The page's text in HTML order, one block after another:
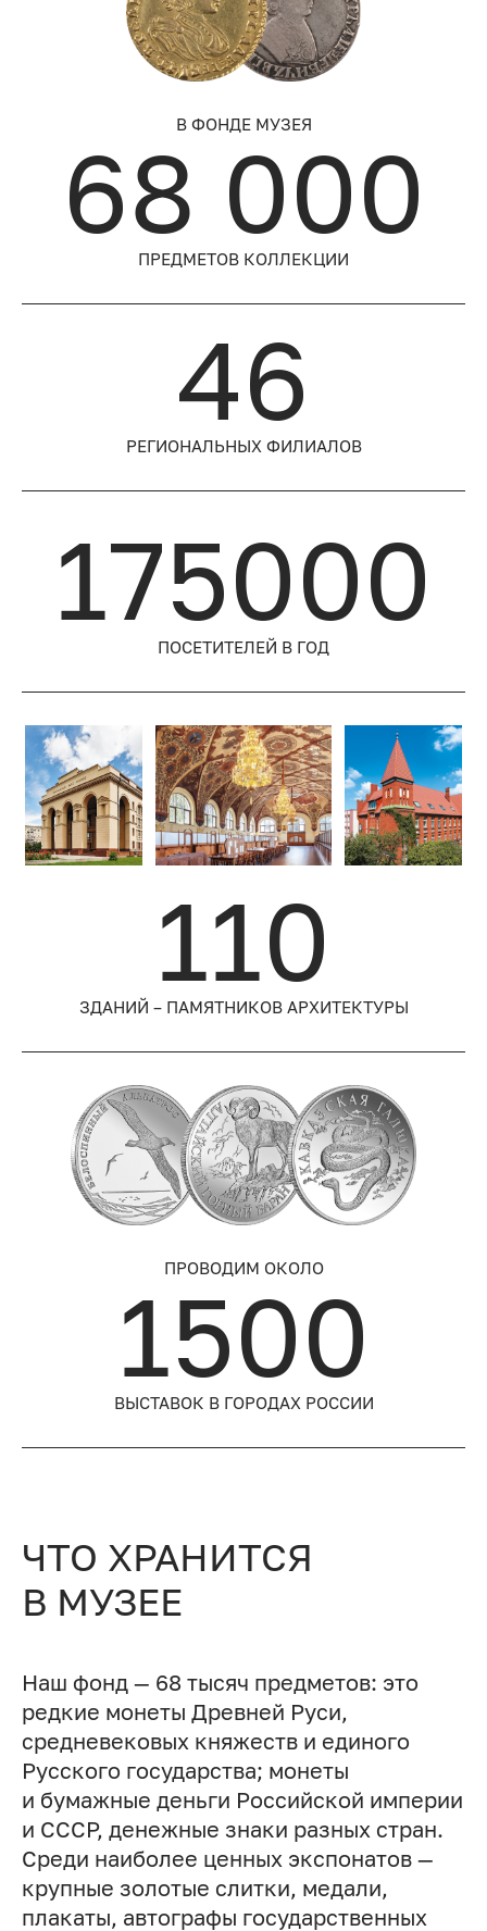
В ФОНДЕ МУЗЕЯ
68 000
ПРЕДМЕТОВ КОЛЛЕКЦИИ
46
РЕГИОНАЛЬНЫХ ФИЛИАЛОВ
175000
ПОСЕТИТЕЛЕЙ В ГОД
110
ЗДАНИЙ – ПАМЯТНИКОВ АРХИТЕКТУРЫ
ПРОВОДИМ ОКОЛО
1500
ВЫСТАВОК В ГОРОДАХ РОССИИ
ЧТО ХРАНИТСЯ
В МУЗЕЕ
Наш фонд — 68 тысяч предметов: это
редкие монеты Древней Руси,
средневековых княжеств и единого
Русского государства; монеты
и бумажные деньги Российской империи
и СССР, денежные знаки разных стран.
Среди наиболее ценных экспонатов —
крупные золотые слитки, медали,
плакаты, автографы государственных